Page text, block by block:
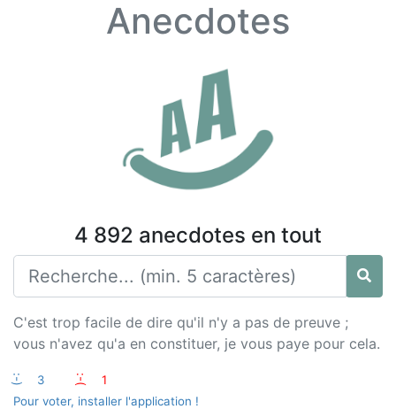
Anecdotes
4 892 anecdotes en tout
C'est trop facile de dire qu'il n'y a pas de preuve ;
vous n'avez qu'a en constituer, je vous paye pour cela.
:-) 3 :-(
1
Pour voter, installer l'application !